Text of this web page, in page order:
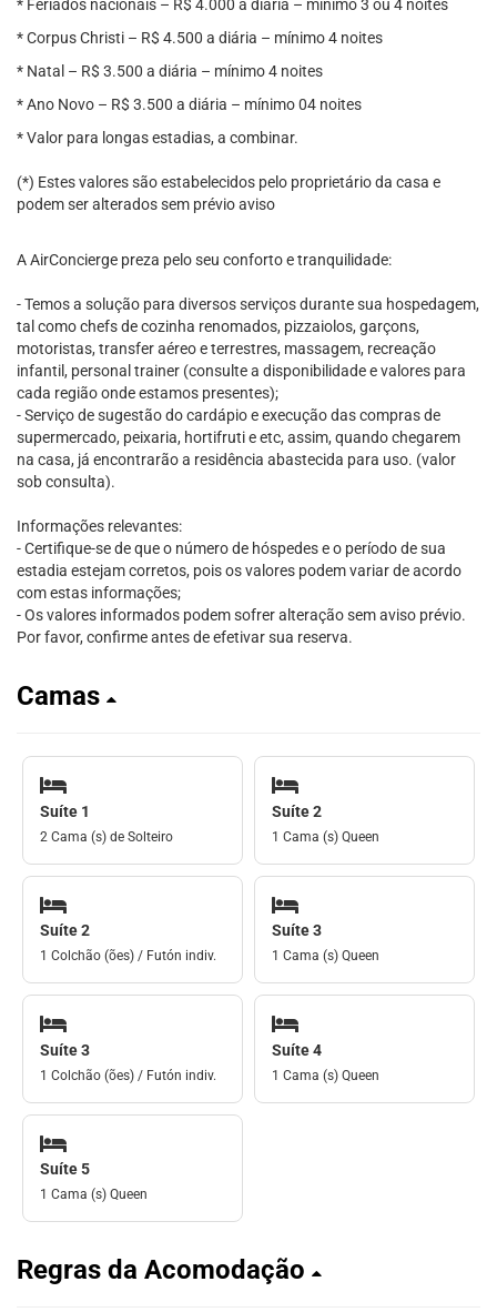
* Feriados nacionais – R$ 4.000 a diária – mínimo 3 ou 4 noites
* Corpus Christi – R$ 4.500 a diária – mínimo 4 noites
* Natal – R$ 3.500 a diária – mínimo 4 noites
* Ano Novo – R$ 3.500 a diária – mínimo 04 noites
* Valor para longas estadias, a combinar.
(*) Estes valores são estabelecidos pelo proprietário da casa e
podem ser alterados sem prévio aviso
A AirConcierge preza pelo seu conforto e tranquilidade:
- Temos a solução para diversos serviços durante sua hospedagem,
tal como chefs de cozinha renomados, pizzaiolos, garçons,
motoristas, transfer aéreo e terrestres, massagem, recreação
infantil, personal trainer (consulte a disponibilidade e valores para
cada região onde estamos presentes);
- Serviço de sugestão do cardápio e execução das compras de
supermercado, peixaria, hortifruti e etc, assim, quando chegarem
na casa, já encontrarão a residência abastecida para uso. (valor
sob consulta).
Informações relevantes:
- Certifique-se de que o número de hóspedes e o período de sua
estadia estejam corretos, pois os valores podem variar de acordo
com estas informações;
- Os valores informados podem sofrer alteração sem aviso prévio.
Por favor, confirme antes de efetivar sua reserva.
Camas
Suíte 1
2 Cama (s) de Solteiro
Suíte 2
1 Cama (s) Queen
Suíte 2
1 Colchão (ões) / Futón indiv.
Suíte 3
1 Cama (s) Queen
Suíte 3
1 Colchão (ões) / Futón indiv.
Suíte 4
1 Cama (s) Queen
Suíte 5
1 Cama (s) Queen
Regras da Acomodação